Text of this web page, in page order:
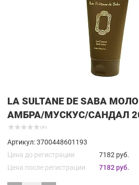
LA SULTANE DE SABA
АМБРА/МУСКУС/САНДАЛ
( 0 )
Артикул: 3700448601193
Цена до регистрации
7182 руб.
Цена после регистрации
7182 руб.